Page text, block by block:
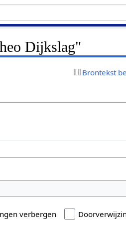
Dijkslag"
Brontekst
verbergen